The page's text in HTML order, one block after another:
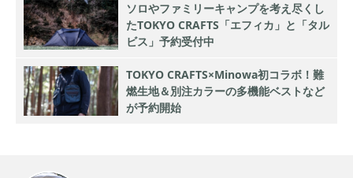
ソロやファミリーキャンプを考え尽くし
たTOKYO CRAFTS「エフィカ」と「タル
ビス」予約受付中
TOKYO CRAFTS×Minowa初コラボ！難
燃生地＆別注カラーの多機能ベストなど
が予約開始